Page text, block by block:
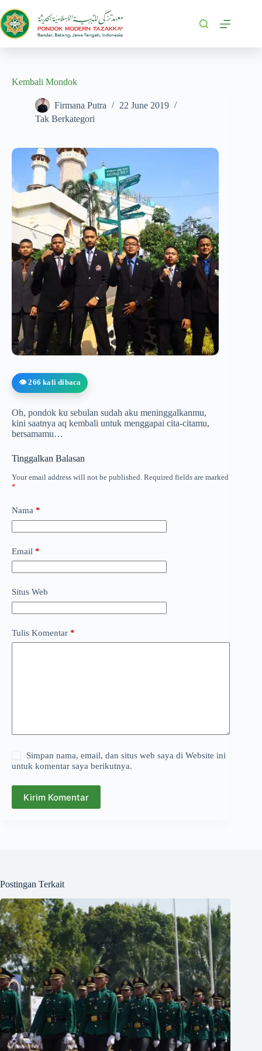
Kembali Mondok
Firmana Putra
22 June 2019
Tak Berkategori
👁️ 266 kali dibaca
Oh, pondok ku sebulan sudah aku meninggalkanmu,
kini saatnya aq kembali untuk menggapai cita-citamu,
bersamamu…
Tinggalkan Balasan
Your email address will not be published. Required fields are marked
*
Nama *
Email *
Situs Web
Tulis Komentar *
Simpan nama, email, dan situs web saya di Website ini
untuk komentar saya berikutnya.
Kirim Komentar
Postingan Terkait